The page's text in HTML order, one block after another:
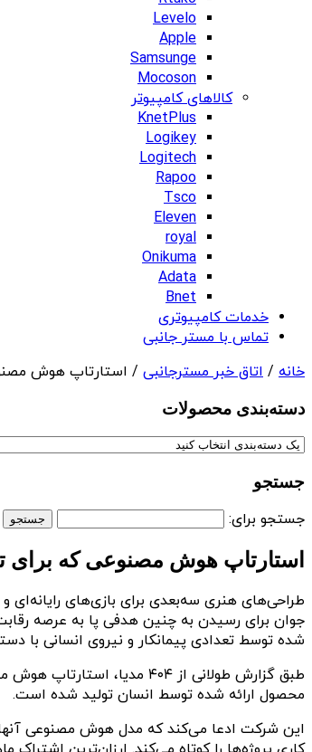
Levelo
Apple
Samsunge
Mocoson
کالاهای کامپیوتر
KnetPlus
Logikey
Logitech
Rapoo
Tsco
Eleven
royal
Onikuma
Adata
Bnet
خدمات کامپیوتری
تماس با مستر جانبی
خانه / اتاق خبر مسترجانبی / استارتاپ هوش
دسته‌بندی‌ محصولات
جستجو
جستجو برای:
استارتاپ هوش مصنوعی که برای
طراحی‌های هنری سه‌بعدی برای بازی‌های رایانه‌ای
جوان برای رسیدن به چنین هدفی پا به عرصه
شده توسط تعدادی پیمانکار و نیروی انسانی با
محصول ارائه شده توسط انسان تولید شده است.
این شرکت ادعا می‌کند که مدل هوش مصنوعی آنها